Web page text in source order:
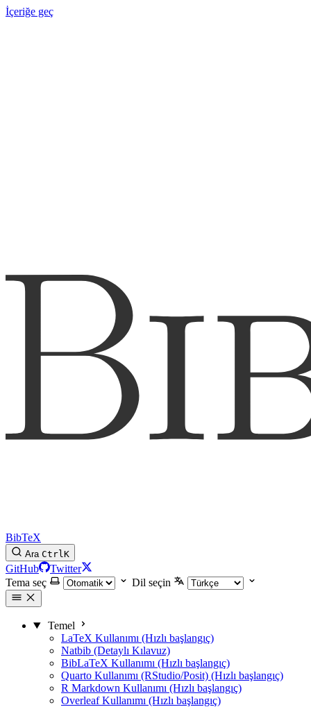
İçeriğe geç
BibTeX
Ara CtrlK
GitHub
Twitter
Tema seç
Dil seçin
Temel
LaTeX Kullanımı (Hızlı başlangıç)
Natbib (Detaylı Kılavuz)
BibLaTeX Kullanımı (Hızlı başlangıç)
Quarto Kullanımı (RStudio/Posit) (Hızlı başlangıç)
R Markdown Kullanımı (Hızlı başlangıç)
Overleaf Kullanımı (Hızlı başlangıç)